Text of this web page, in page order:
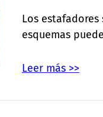
Los
esquemas
Leer más >>